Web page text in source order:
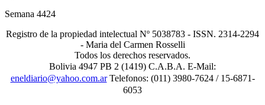
Semana 4424
Registro de la propiedad intelectual Nº 5038783 - ISSN. 2314-2294
- Maria del Carmen Rosselli
Todos los derechos reservados.
Bolivia 4947 PB 2 (1419) C.A.B.A. E-Mail:
eneldiario@yahoo.com.arTelefonos: (011) 3980-7624 / 15-6871-
6053